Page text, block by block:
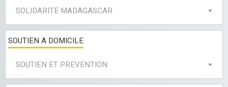
SOLIDARITE MADAGASCAR
SOUTIEN A DOMICILE
SOUTIEN ET PREVENTION